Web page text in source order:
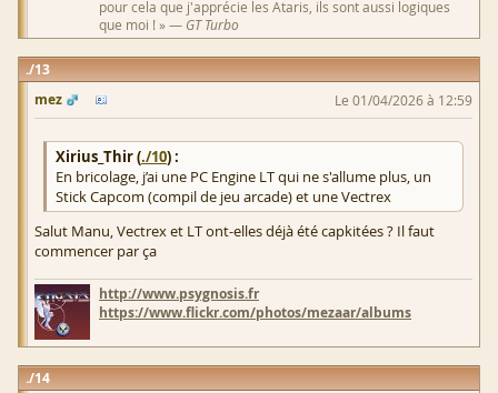
pour cela que j'apprécie les Ataris, ils sont aussi logiques
que moi ! » — GT Turbo
13
mez
Le 01/04/2026 à 12:59
Xirius_Thir (./10) :
En bricolage, j’ai une PC Engine LT qui ne s'allume plus, un
Stick Capcom (compil de jeu arcade) et une Vectrex
Salut Manu, Vectrex et LT ont-elles déjà été capkitées ? Il faut
commencer par ça
http://www.psygnosis.fr
https://www.flickr.com/photos/mezaar/albums
14